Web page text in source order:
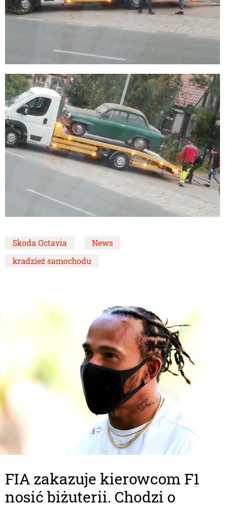
Skoda Octavia
News
kradzież samochodu
FIA zakazuje kierowcom F1
nosić biżuterii. Chodzi o